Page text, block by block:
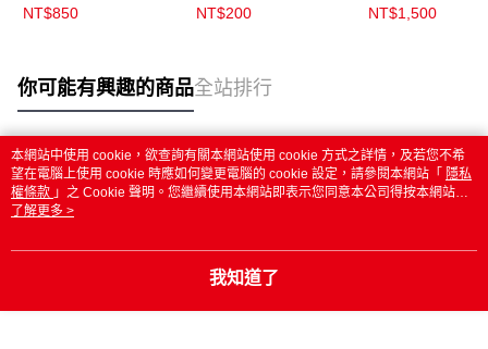
50入
NT$850
50入
NT$200 NT$1,500
你可能有興趣的商品全站排行
熱門標籤
本網站中使用 cookie，欲查詢有關本網站使用 cookie 方式之詳情，及若您不希
望在電腦上使用 cookie 時應如何變更電腦的 cookie 設定，請參閱本網站「 隱私
權條款 」之 Cookie 聲明。您繼續使用本網站即表示您同意本公司得按本網站使
用條款之 Cookie 聲明使用 cookie。
了解更多 >
我知道了